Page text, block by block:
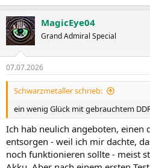
MagicEye04
Grand Admiral Special
07.07.2026
Schwarzmetaller schrieb:
ein wenig Glück mit gebrauchtem
Ich hab neulich angeboten, einen
entsorgen - weil ich mir dachte,
noch funktionieren sollte - meist